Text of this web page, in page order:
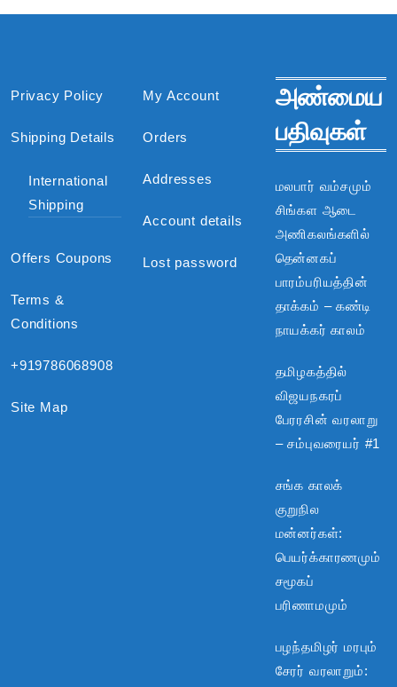
Privacy Policy
Shipping Details
International
Shipping
Offers Coupons
Terms &
Conditions
+919786068908
Site Map
My Account
Orders
Addresses
Account details
Lost password
அண்மைய
பதிவுகள்
மலபார் வம்சமும்
சிங்கள ஆடை
அணிகலங்களில்
தென்னகப்
பாரம்பரியத்தின்
தாக்கம் – கண்டி
நாயக்கர் காலம்
தமிழகத்தில்
விஜயநகரப்
பேரரசின் வரலாறு
– சம்புவரையர் #1
சங்க காலக்
குறுநில
மன்னர்கள்:
பெயர்க்காரணமும்
சமூகப்
பரிணாமமும்
பழந்தமிழர் மரபும்
சேரர் வரலாறும்: